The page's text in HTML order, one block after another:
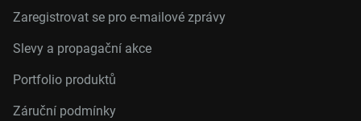
Zaregistrovat se pro e-mailové zprávy
Slevy a propagační akce
Portfolio produktů
Záruční podmínky